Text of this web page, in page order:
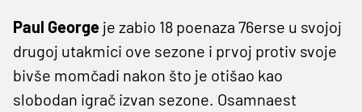
Paul George je zabio 18 poenaza 76erse u svojoj
drugoj utakmici ove sezone i prvoj protiv svoje
bivše momčadi nakon što je otišao kao
slobodan igrač izvan sezone. Osamnaest